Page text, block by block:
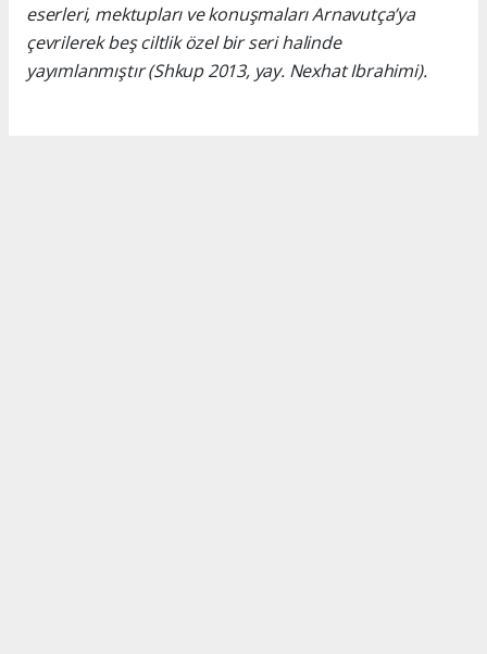
eserleri, mektupları ve konuşmaları Arnavutça’ya
çevrilerek beş ciltlik özel bir seri halinde
yayımlanmıştır (Shkup 2013, yay. Nexhat Ibrahimi).